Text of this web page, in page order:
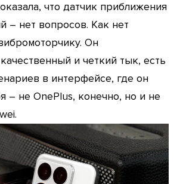
что датчик приближения
– нет вопросов. Как нет
Он
и четкий тык, есть
в интерфейсе, где он
– не OnePlus, конечно, но и не